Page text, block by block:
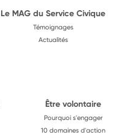
Le MAG du Service Civique
Témoignages
Actualités
Être volontaire
Pourquoi s'engager
10 domaines d'action